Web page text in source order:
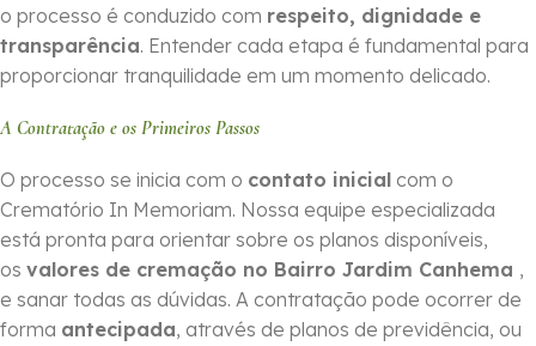
o processo é conduzido com respeito, dignidade e
transparência. Entender cada etapa é fundamental para
proporcionar tranquilidade em um momento delicado.
A Contratação e os Primeiros Passos
O processo se inicia com o contato inicial com o
Crematório In Memoriam. Nossa equipe especializada
está pronta para orientar sobre os planos disponíveis,
os valores de cremação no Bairro Jardim Canhema ,
e sanar todas as dúvidas. A contratação pode ocorrer de
forma ante­cipada, através de planos de previdência, ou